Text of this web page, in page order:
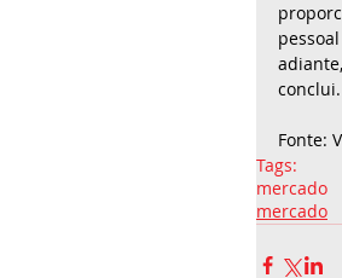
conclui.
Fonte:
Tags:
mercado
mercado